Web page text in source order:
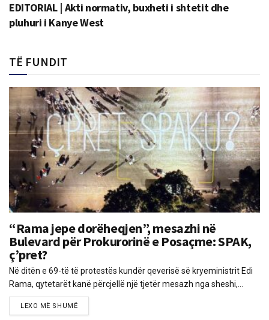
EDITORIAL | Akti normativ, buxheti i shtetit dhe
pluhuri i Kanye West
TË FUNDIT
“Rama jepe dorëheqjen”, mesazhi në
Bulevard për Prokurorinë e Posaçme: SPAK,
ç’pret?
Në ditën e 69-të të protestës kundër qeverisë së kryeministrit Edi
Rama, qytetarët kanë përcjellë një tjetër mesazh nga sheshi,...
LEXO MË SHUMË